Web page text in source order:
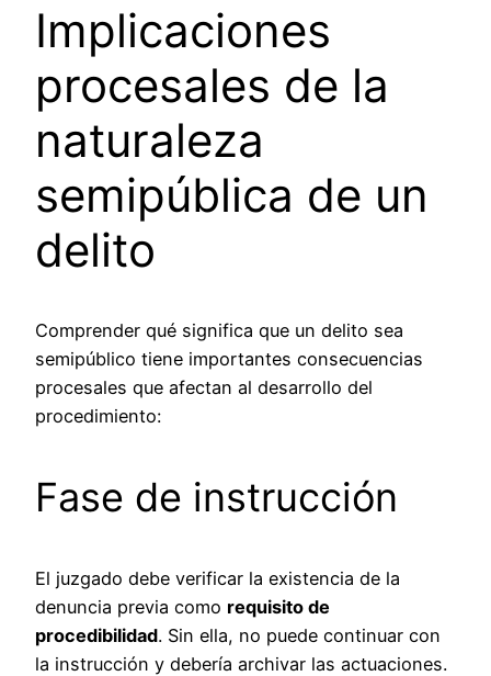
Implicaciones
procesales de la
naturaleza
semipública de un
delito
Comprender qué significa que un delito sea
semipúblico tiene importantes consecuencias
procesales que afectan al desarrollo del
procedimiento:
Fase de instrucción
El juzgado debe verificar la existencia de la
denuncia previa como requisito de
procedibilidad. Sin ella, no puede continuar con
la instrucción y debería archivar las actuaciones.